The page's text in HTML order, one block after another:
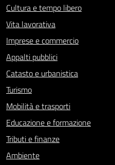
Cultura e tempo libero
Vita lavorativa
Imprese e commercio
Appalti pubblici
Catasto e urbanistica
Turismo
Mobilità e trasporti
Educazione e formazione
Tributi e finanze
Ambiente